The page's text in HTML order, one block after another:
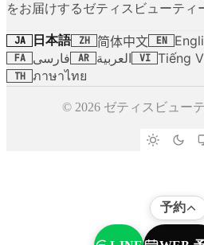
をお届けするゼティスビューティ
JA 日本語 ZH 简体中文 EN
FA فارسی AR العربية VI Tiếng
TH ภาษาไทย
© 2026 ゼティスビュー
予約